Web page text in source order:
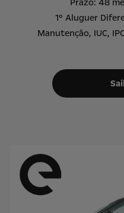
1º Aluguer
Manutenção, IUC,